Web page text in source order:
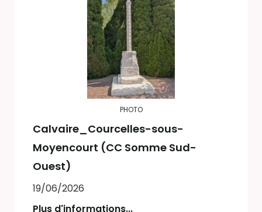
PHOTO
Calvaire_Courcelles-sous-
Moyencourt (CC Somme Sud-
Ouest)
19/06/2026
Plus d'informations...